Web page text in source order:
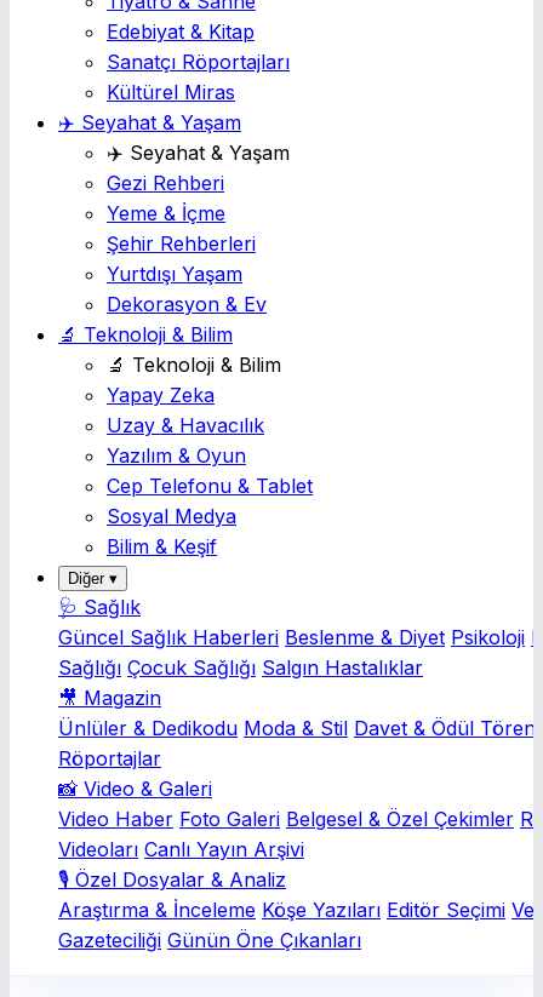
Edebiyat & Kitap
Sanatçı Röportajları
Kültürel Miras
✈️ Seyahat & Yaşam
✈️ Seyahat & Yaşam
Gezi Rehberi
Yeme & İçme
Şehir Rehberleri
Yurtdışı Yaşam
Dekorasyon & Ev
🔬 Teknoloji & Bilim
🔬 Teknoloji & Bilim
Yapay Zeka
Uzay & Havacılık
Yazılım & Oyun
Cep Telefonu & Tablet
Sosyal Medya
Bilim & Keşif
Diğer ▾
🩺 Sağlık
Güncel Sağlık Haberleri Beslenme & Diyet Psikoloji
Sağlığı Çocuk Sağlığı Salgın Hastalıklar
🎥 Magazin
Ünlüler & Dedikodu Moda & Stil Davet & Ödül
Röportajlar
📸 Video & Galeri
Video Haber Foto Galeri Belgesel & Özel Çekimler
Videoları Canlı Yayın Arşivi
🎙️ Özel Dosyalar & Analiz
Araştırma & İnceleme Köşe Yazıları Editör Seçimi
Gazeteciliği Günün Öne Çıkanları